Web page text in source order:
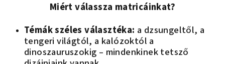
5,0
s
t
a
i
r
Miért válassza matricáinkat?
Témák széles választéka: a dzsungeltől, a
tengeri világtól, a kalózoktól a
dinoszauruszokig – mindenkinek tetsző